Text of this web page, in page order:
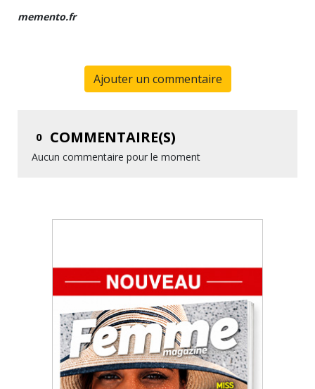
memento.fr
Ajouter un commentaire
0 COMMENTAIRE(S)
Aucun commentaire pour le moment